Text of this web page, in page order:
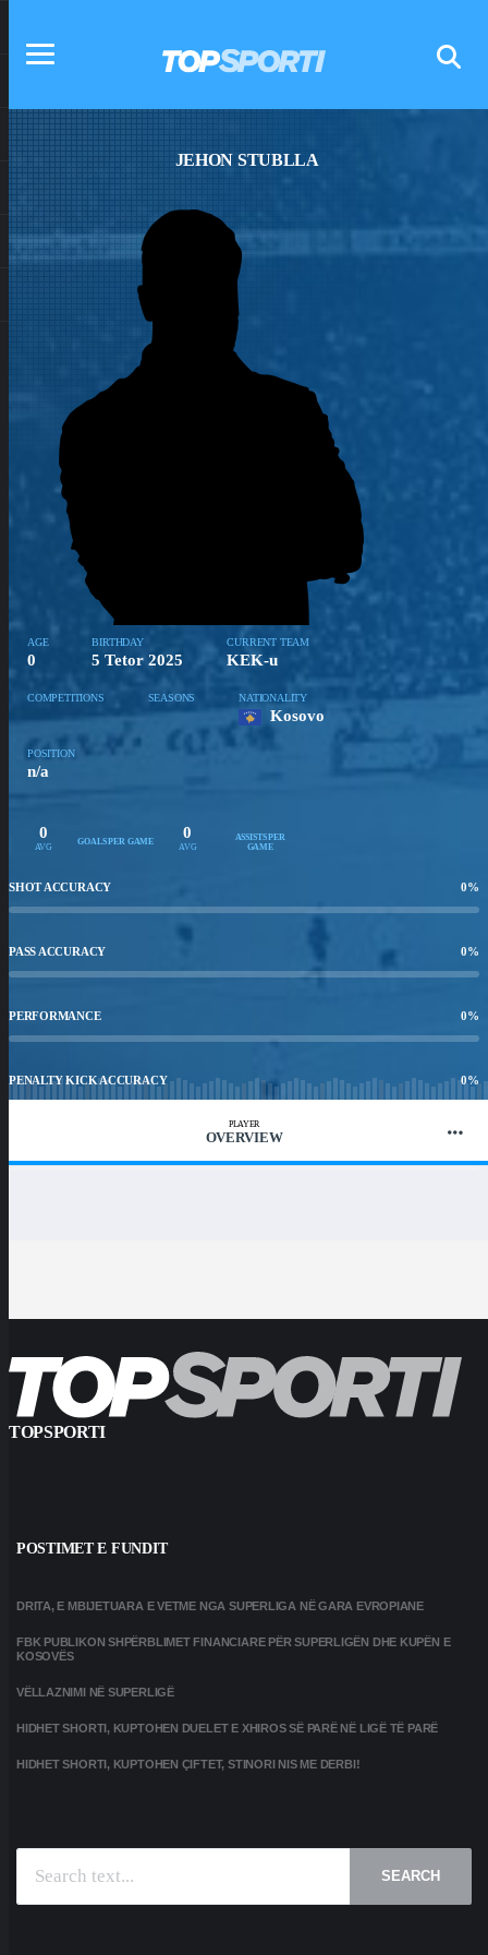
JEHON STUBLLA
AGE
0
BIRTHDAY
5 Tetor 2025
CURRENT TEAM
KEK-u
COMPETITIONS SEASONS NATIONALITY
Kosovo
POSITION
n/a
0
AVG GOALS PER GAME
0
AVG
ASSISTS PER
GAME
SHOT ACCURACY 0%
PASS ACCURACY 0%
PERFORMANCE 0%
PENALTY KICK ACCURACY 0%
PLAYER
OVERVIEW
TOPSPORTI
POSTIMET E FUNDIT
DRITA, E MBIJETUARA E VETME NGA SUPERLIGA NË GARA EVROPIANE
FBK PUBLIKON SHPËRBLIMET FINANCIARE PËR SUPERLIGËN DHE KUPËN E
KOSOVËS
VËLLAZNIMI NË SUPERLIGË
HIDHET SHORTI, KUPTOHEN DUELET E XHIROS SË PARË NË LIGË TË PARË
HIDHET SHORTI, KUPTOHEN ÇIFTET, STINORI NIS ME DERBI!
SEARCH